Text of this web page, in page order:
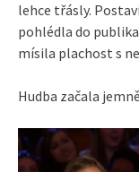
lehce třásly.
pohlédla do
mísila plachost s
Hudba začala